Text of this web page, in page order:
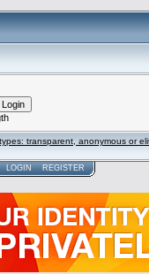
transparent, anonymous or
LOGIN REGISTER